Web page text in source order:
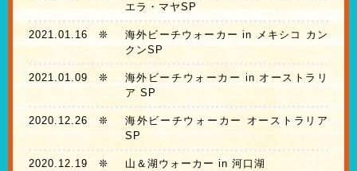
エラ・マヤSP
2021.01.16 ❊
海外ビーチウォーカー in メキシコ カン
クンSP
2021.01.09 ❊
海外ビーチウォーカー in オーストラリ
ア SP
2020.12.26 ❊
海外ビーチウォーカー オーストラリア
SP
2020.12.19 ❊ 山＆湖ウォーカー in 河口湖